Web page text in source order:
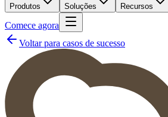
Produtos Soluções Recursos
Comece agora
Voltar para casos de sucesso